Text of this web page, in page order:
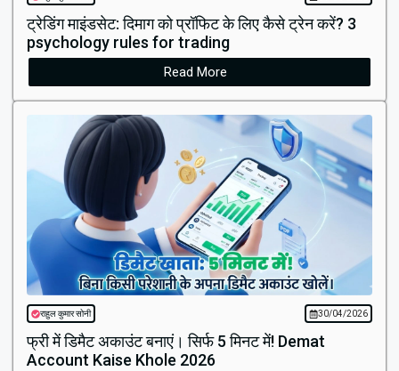
ट्रेडिंग माइंडसेट: दिमाग को प्रॉफिट के लिए कैसे ट्रेन करें? 3
psychology rules for trading
Read More
राहुल कुमार सोनी 30/04/2026
फ्री में डिमैट अकाउंट बनाएं। सिर्फ 5 मिनट में! Demat
Account Kaise Khole 2026